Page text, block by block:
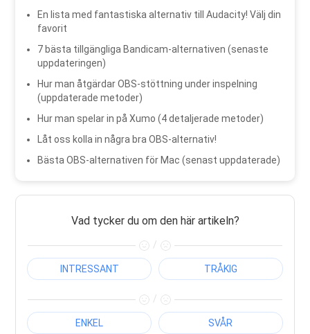
En lista med fantastiska alternativ till Audacity! Välj din
favorit
7 bästa tillgängliga Bandicam-alternativen (senaste
uppdateringen)
Hur man åtgärdar OBS-stöttning under inspelning
(uppdaterade metoder)
Hur man spelar in på Xumo (4 detaljerade metoder)
Låt oss kolla in några bra OBS-alternativ!
Bästa OBS-alternativen för Mac (senast uppdaterade)
Vad tycker du om den här artikeln?
/
INTRESSANT TRÅKIG
/
ENKEL SVÅR